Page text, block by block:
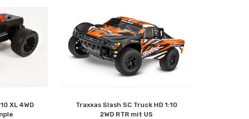
XL 4WD
Traxxas Slash SC Truck HD 1:10
2WD RTR mit US